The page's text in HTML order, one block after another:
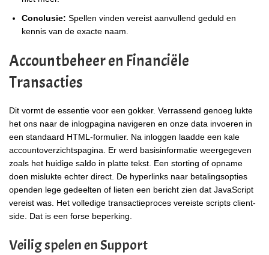
Conclusie: Spellen vinden vereist aanvullend geduld en
kennis van de exacte naam.
Accountbeheer en Financiële
Transacties
Dit vormt de essentie voor een gokker. Verrassend genoeg lukte
het ons naar de inlogpagina navigeren en onze data invoeren in
een standaard HTML-formulier. Na inloggen laadde een kale
accountoverzichtspagina. Er werd basisinformatie weergegeven
zoals het huidige saldo in platte tekst. Een storting of opname
doen mislukte echter direct. De hyperlinks naar betalingsopties
openden lege gedeelten of lieten een bericht zien dat JavaScript
vereist was. Het volledige transactieproces vereiste scripts client-
side. Dat is een forse beperking.
Veilig spelen en Support